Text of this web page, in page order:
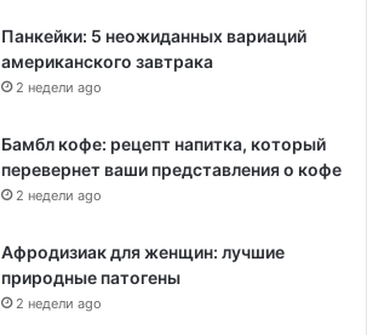
Панкейки: 5 неожиданных вариаций
американского завтрака
2 недели ago
Бамбл кофе: рецепт напитка, который
перевернет ваши представления о кофе
2 недели ago
Афродизиак для женщин: лучшие
природные патогены
2 недели ago